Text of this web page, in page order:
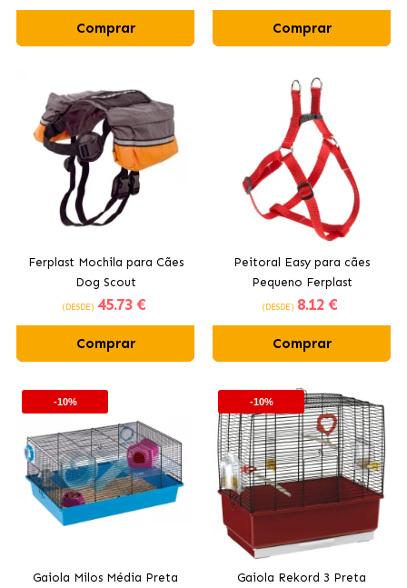
Comprar Comprar
Ferplast Mochila para Cães
Dog Scout
(DESDE) 45.73 €
Comprar
Peitoral Easy para cães
Pequeno Ferplast
(DESDE) 8.12 €
Comprar
-10%
Gaiola Milos Média Preta
-10%
Gaiola Rekord 3 Preta